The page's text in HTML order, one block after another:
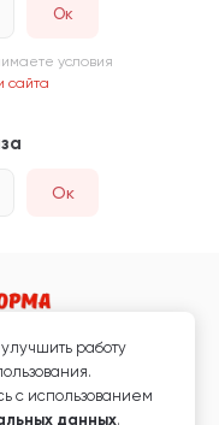
условия
сайта
Ок
и ветаптека
не является публичной
работу
с использованием
данных.